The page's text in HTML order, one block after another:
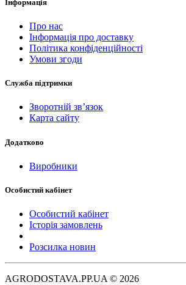
Інформація
Про нас
Інформація про доставку
Політика конфіденційності
Умови згоди
Служба підтримки
Зворотній зв’язок
Карта сайту
Додатково
Виробники
Особистий кабінет
Особистий кабінет
Історія замовлень
Розсилка новин
AGRODOSTAVA.PP.UA © 2026